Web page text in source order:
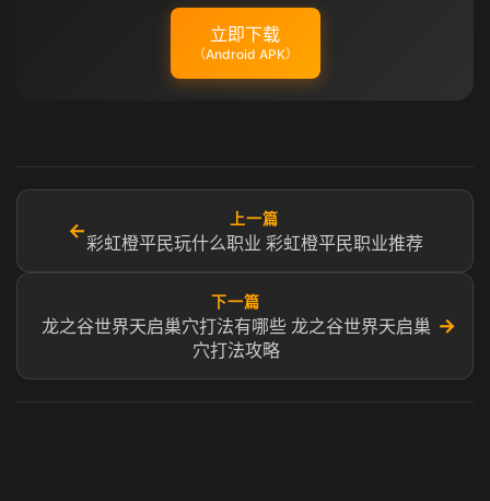
立即下载
（Android APK）
←
上一篇
彩虹橙平民玩什么职业 彩虹橙平民职业推荐
下一篇
龙之谷世界天启巢穴打法有哪些 龙之谷世界天启巢
穴打法攻略
→